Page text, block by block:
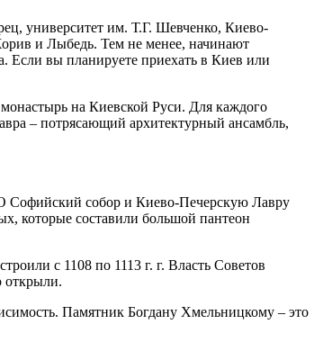
университет им. Т.Г. Шевченко, Киево-
и Лыбедь. Тем не менее, начинают
Если вы планируете приехать в Киев или
на Киевской Руси. Для каждого
– потрясающий архитектурный ансамбль,
Софийский собор и Киево-Печерскую Лавру
которые составили большой пантеон
с 1108 по 1113 г. г. Власть Советов
открыли.
Памятник Богдану Хмельницкому – это